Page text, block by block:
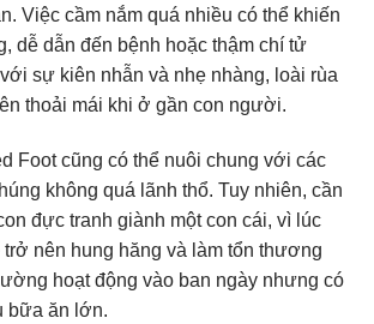
Việc cầm nắm quá nhiều có thể khiến
dễ dẫn đến bệnh hoặc thậm chí tử
sự kiên nhẫn và nhẹ nhàng, loài rùa
thoải mái khi ở gần con người.
Foot cũng có thể nuôi chung với các
không quá lãnh thổ. Tuy nhiên, cần
đực tranh giành một con cái, vì lúc
trở nên hung hăng và làm tổn thương
hoạt động vào ban ngày nhưng có
bữa ăn lớn.